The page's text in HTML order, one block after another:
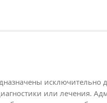
исключительно
или лечения.